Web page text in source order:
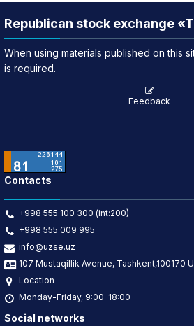
Republican stock exchange
When using materials published on this
is required.
Feedback
Contacts
+998 555 100 300 (int:200)
+998 555 009 995
info@uzse.uz
107 Mustaqillik Avenue, Tashkent,100170
Location
Monday-Friday, 9:00-18:00
Social networks